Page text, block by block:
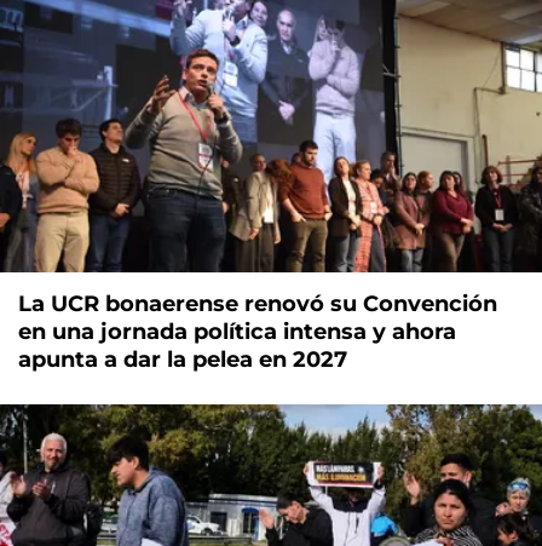
La UCR bonaerense renovó su Convención
en una jornada política intensa y ahora
apunta a dar la pelea en 2027